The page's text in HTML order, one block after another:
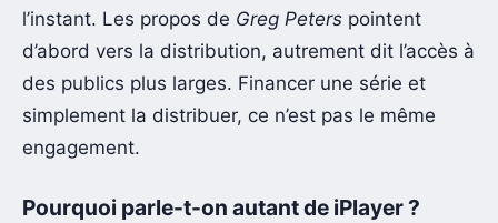
l’instant. Les propos de Greg Peters pointent
d’abord vers la distribution, autrement dit l’accès à
des publics plus larges. Financer une série et
simplement la distribuer, ce n’est pas le même
engagement.
Pourquoi parle-t-on autant de iPlayer ?